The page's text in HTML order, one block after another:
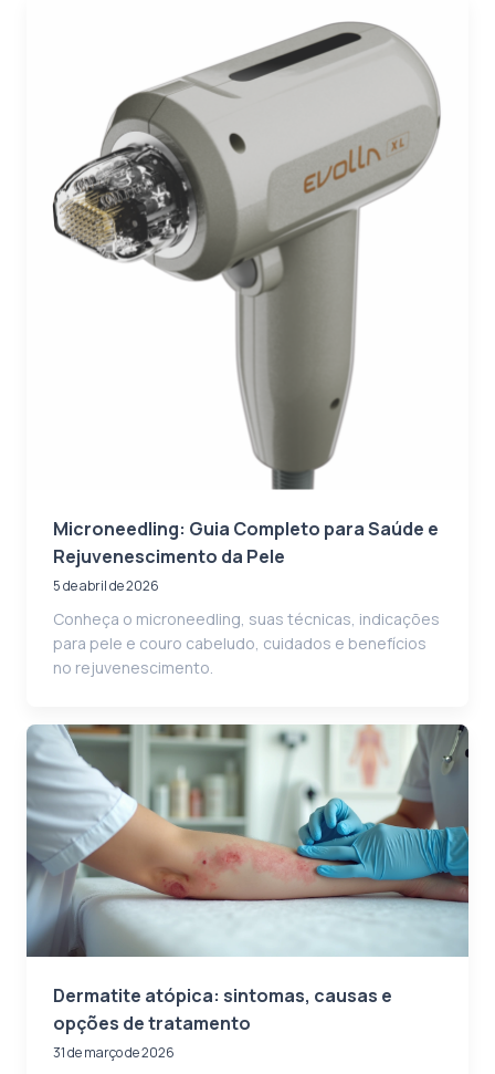
Microneedling: Guia Completo para Saúde e
Rejuvenescimento da Pele
5 de abril de 2026
Conheça o microneedling, suas técnicas, indicações
para pele e couro cabeludo, cuidados e benefícios
no rejuvenescimento.
Dermatite atópica: sintomas, causas e
opções de tratamento
31 de março de 2026